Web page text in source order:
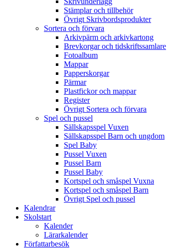
Stämplar och tillbehör
Övrigt Skrivbordsprodukter
Sortera och förvara
Arkivpärm och arkivkartong
Brevkorgar och tidskriftssamlare
Fotoalbum
Mappar
Papperskorgar
Pärmar
Plastfickor och mappar
Register
Övrigt Sortera och förvara
Spel och pussel
Sällskapsspel Vuxen
Sällskapsspel Barn och ungdom
Spel Baby
Pussel Vuxen
Pussel Barn
Pussel Baby
Kortspel och småspel Vuxna
Kortspel och småspel Barn
Övrigt Spel och pussel
Kalendrar
Skolstart
Kalender
Lärarkalender
Författarbesök